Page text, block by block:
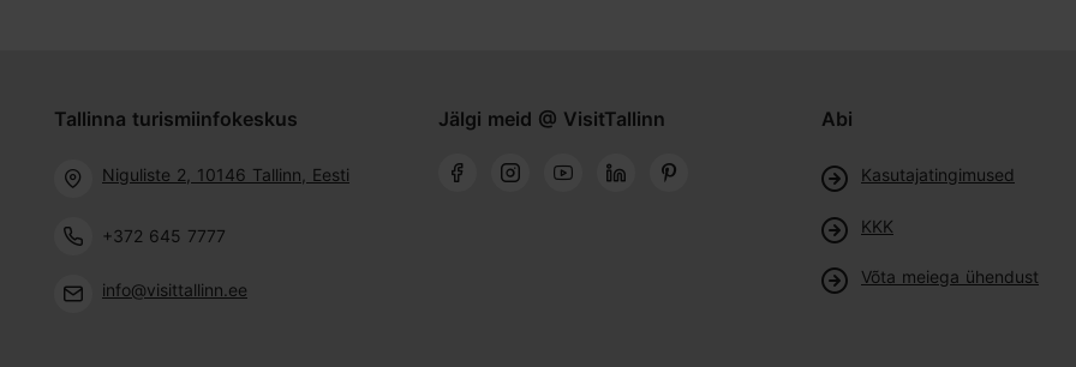
Tallinna turismiinfokeskus
Niguliste 2, 10146 Tallinn, Eesti
+372 645 7777
info@visittallinn.ee
Jälgi meid @ VisitTallinn Abi
Kasutajatingimused
KKK
Võta meiega ühendust